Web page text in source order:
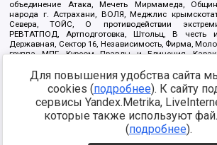
объединение Атака, Мечеть Мирмамеда,
народа г. Астрахани, ВОЛЯ, Меджлис
Севера, ТОЙС, О противодействии
РЕВТАТПОД, Артподготовка, Штольц, В честь
Державная, Сектор 16, Независимость, Фирма,
группа МПГ, Курсом Правды и Единения,
Благотворительный пансионат Ак Умут,
Арестантское уголовное единство, Башкорт, Нация
Дафа, Иртыш Ultras, Русский Патриотический
Сибирский державный союз, Фонд борьбы с
граждан, Штабы Навального, Совет граждан СССР
https://minjust.gov.ru/ru/
Для повышения удобства сайта
cookies (подробнее). К сайту
сервисы Yandex.Metrika,
которые также используют
(подробнее).